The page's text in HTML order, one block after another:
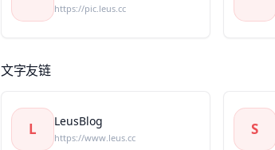
https://pic.leus.cc
文字友链
L LeusBlog
https://www.leus.cc S